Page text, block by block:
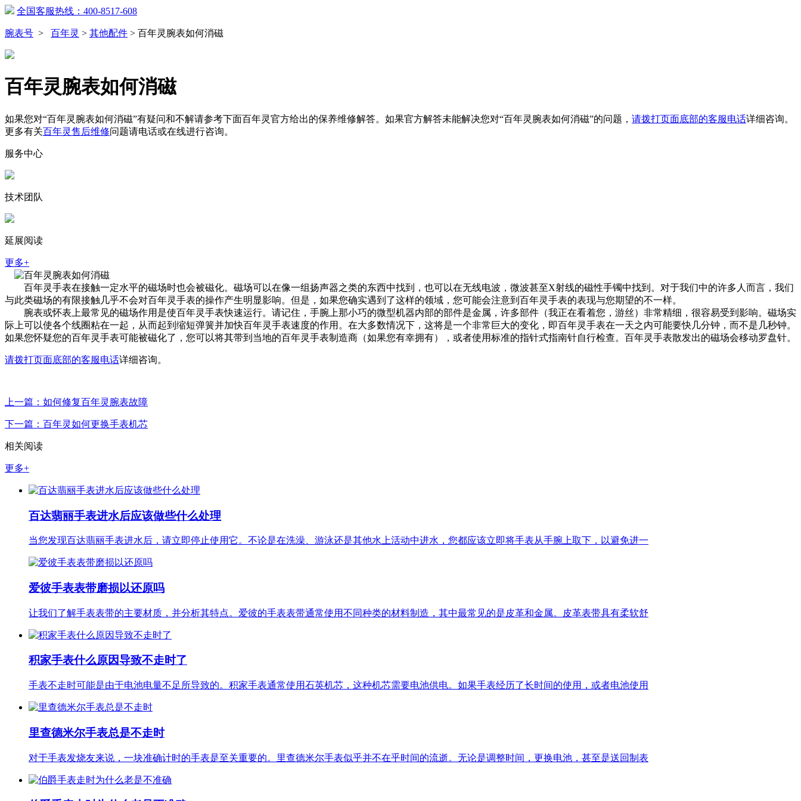
全国客服热线：400-8517-608
腕表号 > 百年灵 > 其他配件 > 百年灵腕表如何消磁
百年灵腕表如何消磁
如果您对“百年灵腕表如何消磁”有疑问和不解请参考下面百年灵官方给出的保养维修解答。如果官方解答未能解决您对“百年灵腕表如何消磁”的问题， 请拨打页面底部的客服电话详细咨询。
更多有关百年灵售后维修问题请电话或在线进行咨询。
服务中心
技术团队
延展阅读
更多+
百年灵手表在接触一定水平的磁场时也会被磁化。磁场可以在像一组扬声器之类的东西中找到，也可以在无线电波，微波甚至X射线的磁性手镯中找到。对于我们中的许多人而言，我们
与此类磁场的有限接触几乎不会对百年灵手表的操作产生明显影响。但是，如果您确实遇到了这样的领域，您可能会注意到百年灵手表的表现与您期望的不一样。
腕表或怀表上最常见的磁场作用是使百年灵手表快速运行。请记住，手腕上那小巧的微型机器内部的部件是金属，许多部件（我正在看着您，游丝）非常精细，很容易受到影响。磁场实
际上可以使各个线圈粘在一起，从而起到缩短弹簧并加快百年灵手表速度的作用。在大多数情况下，这将是一个非常巨大的变化，即百年灵手表在一天之内可能要快几分钟，而不是几秒钟。
如果您怀疑您的百年灵手表可能被磁化了，您可以将其带到当地的百年灵手表制造商（如果您有幸拥有），或者使用标准的指针式指南针自行检查。百年灵手表散发出的磁场会移动罗盘针。
请拨打页面底部的客服电话详细咨询。
上一篇：如何修复百年灵腕表故障
下一篇：百年灵如何更换手表机芯
相关阅读
更多+
百达翡丽手表进水后应该做些什么处理
当您发现百达翡丽手表进水后，请立即停止使用它。不论是在洗澡、游泳还是其他水上活动中进水，您都应该立即将手表从手腕上取下，以避免进一
爱彼手表表带磨损以还原吗
让我们了解手表表带的主要材质，并分析其特点。爱彼的手表表带通常使用不同种类的材料制造，其中最常见的是皮革和金属。皮革表带具有柔软舒
积家手表什么原因导致不走时了
手表不走时可能是由于电池电量不足所导致的。积家手表通常使用石英机芯，这种机芯需要电池供电。如果手表经历了长时间的使用，或者电池使用
里查德米尔手表总是不走时
对于手表发烧友来说，一块准确计时的手表是至关重要的。里查德米尔手表似乎并不在乎时间的流逝。无论是调整时间，更换电池，甚至是送回制表